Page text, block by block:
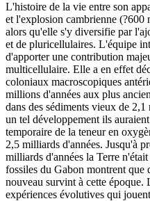
L'histoire de la vie entre son
et l'explosion cambrienne (?600
alors qu'elle s'y diversifie par
et de pluricellulaires. L'équipe
d'apporter une contribution
multicellulaire. Elle a en effet
coloniaux macroscopiques
millions d'années aux plus
dans des sédiments vieux de
un tel développement ils
temporaire de la teneur en
2,5 milliards d'années. Jusqu'à
milliards d'années la Terre
fossiles du Gabon montrent que
nouveau survint à cette
expériences évolutives qui